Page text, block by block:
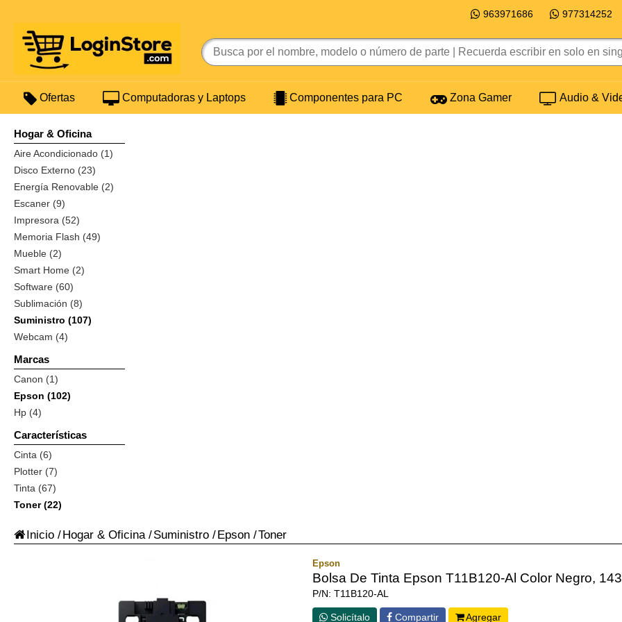
963971686 977314252
Ofertas Computadoras y Laptops Componentes para PC Zona Gamer Audio &
Hogar & Oficina
Aire Acondicionado (1)
Disco Externo (23)
Energía Renovable (2)
Escaner (9)
Impresora (52)
Memoria Flash (49)
Mueble (2)
Smart Home (2)
Software (60)
Sublimación (8)
Suministro (107)
Webcam (4)
Marcas
Canon (1)
Epson (102)
Hp (4)
Características
Cinta (6)
Plotter (7)
Tinta (67)
Toner (22)
Inicio /Hogar & Oficina /Suministro /Epson /Toner
Epson
Bolsa De Tinta Epson T11B120-Al Color Negro,
P/N: T11B120-AL
Solicítalo Compartir Agregar